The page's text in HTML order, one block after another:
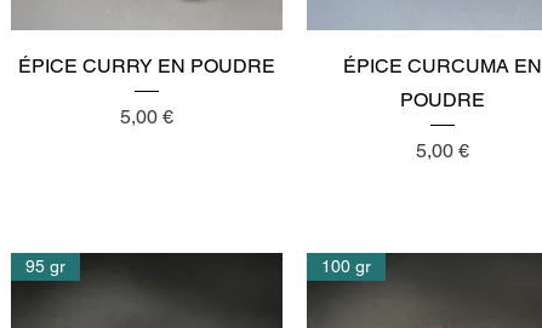
Aperçu rapide
ÉPICE CURRY EN POUDRE
Prix
5,00 €
Aperçu rapide
ÉPICE CURCUMA EN
POUDRE
Prix
5,00 €
95 gr 100 gr